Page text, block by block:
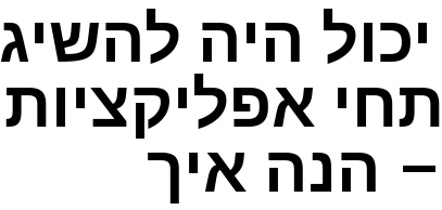
היה להשיג
אפליקציות